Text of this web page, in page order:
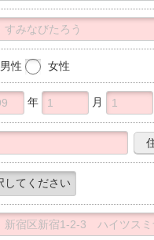
男性 女性
年 月